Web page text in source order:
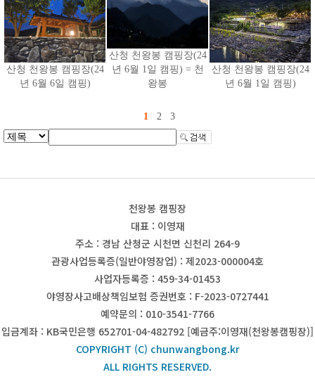
산청 천왕봉 캠핑장(24
년 6월 6일 캠핑)
산청 천왕봉 캠핑장(24
년 6월 1일 캠핑) = 천
왕봉
산청 천왕봉 캠핑장(24
년 6월 1일 캠핑)
1 2 3
천왕봉 캠핑장
대표 : 이영재
주소 : 경남 산청군 시천면 신천리 264-9
관광사업등록증(일반야영장업) : 제2023-000004호
사업자등록증 : 459-34-01453
야영장사고배상책임보험 증권번호 : F-2023-0727441
예약문의 : 010-3541-7766
입금계좌 : KB국민은행 652701-04-482792 [예금주:이영재(천왕봉캠핑장)]
COPYRIGHT (C) chunwangbong.kr
ALL RIGHTS RESERVED.